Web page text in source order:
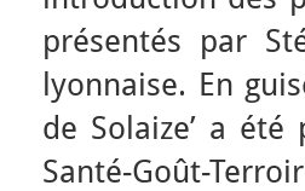
présentés par
lyonnaise. En
de Solaize’ a
Santé-Goût-